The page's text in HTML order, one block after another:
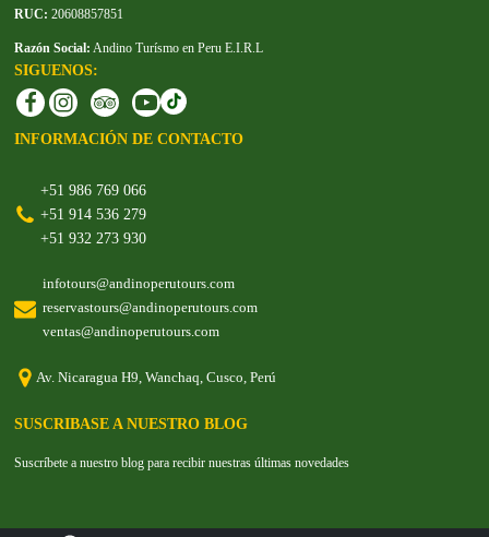
RUC: 20608857851
Razón Social: Andino Turísmo en Peru E.I.R.L
SIGUENOS:
INFORMACIÓN DE CONTACTO
+51 986 769 066
+51 914 536 279
+51 932 273 930
infotours@andinoperutours.com
reservastours@andinoperutours.com
ventas@andinoperutours.com
Av. Nicaragua H9, Wanchaq, Cusco, Perú
SUSCRIBASE A NUESTRO BLOG
Suscríbete a nuestro blog para recibir nuestras últimas novedades